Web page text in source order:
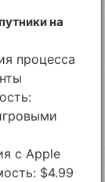
на
процесса
с Apple
$4.99